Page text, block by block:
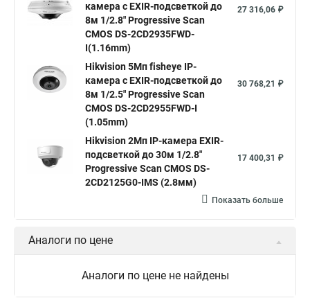
Уличная камера Hikvision ip camera
Hikvision поворотная камера Hikvision купольная
Нikvision микрофон Hikvision поворотная
Hikvision порты
камера c EXIR-подсветкой до
8м 1/2.8" Progressive Scan
CMOS DS-2CD2935FWD-
I(1.16mm)
27 316,06 ₽
Hikvision 5Мп fisheye IP-
камера c EXIR-подсветкой до
8м 1/2.5" Progressive Scan
CMOS DS-2CD2955FWD-I
(1.05mm)
30 768,21 ₽
Hikvision 2Мп IP-камера EXIR-
подсветкой до 30м 1/2.8"
Progressive Scan CMOS DS-
2CD2125G0-IMS (2.8мм)
17 400,31 ₽
Показать больше
Аналоги по цене
Аналоги по цене не найдены